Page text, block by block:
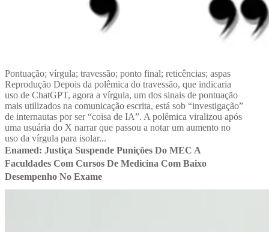
Pontuação; vírgula; travessão; ponto final; reticências; aspas
Reprodução Depois da polêmica do travessão, que indicaria
uso de ChatGPT, agora a vírgula, um dos sinais de pontuação
mais utilizados na comunicação escrita, está sob “investigação”
de internautas por ser “coisa de IA”. A polêmica viralizou após
uma usuária do X narrar que passou a notar um aumento no
uso da vírgula para isolar...
Enamed: Justiça Suspende Punições Do MEC A
Faculdades Com Cursos De Medicina Com Baixo
Desempenho No Exame